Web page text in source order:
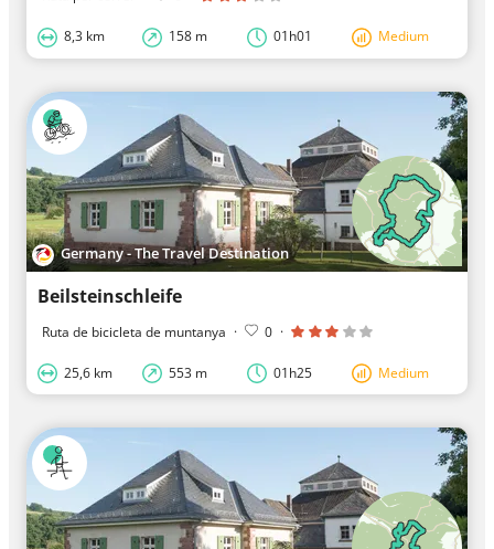
8,3 km 158 m 01h01 Medium
Germany - The Travel Destination
Beilsteinschleife
Ruta de bicicleta de muntanya · 0 ·
25,6 km 553 m 01h25 Medium